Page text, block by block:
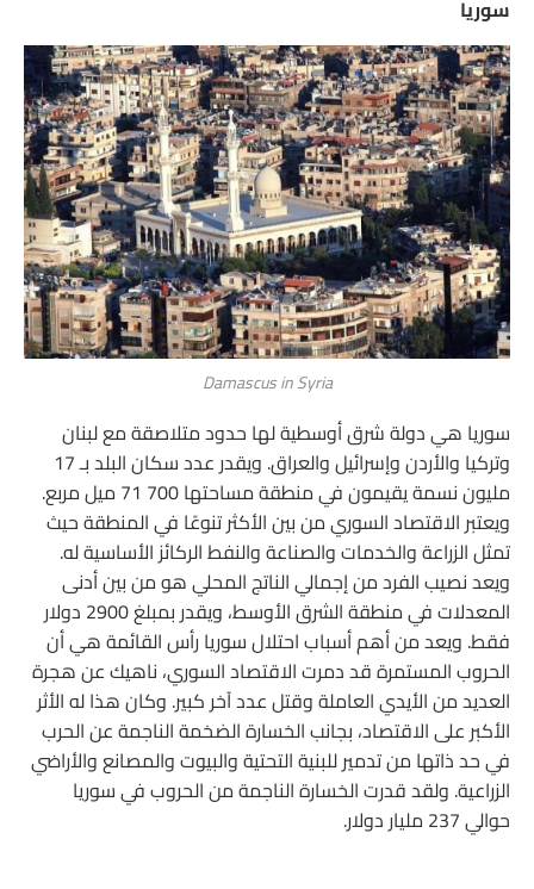
سوريا
Damascus in Syria
سوريا هي دولة شرق أوسطية لها حدود متلاصقة مع لبنان
وتركيا والأردن وإسرائيل والعراق. ويقدر عدد سكان البلد بـ 17
مليون نسمة يقيمون في منطقة مساحتها 700 71 ميل مربع.
ويعتبر الاقتصاد السوري من بين الأكثر تنوعًا في المنطقة حيث
تمثل الزراعة والخدمات والصناعة والنفط الركائز الأساسية له.
ويعد نصيب الفرد من إجمالي الناتج المحلي هو من بين أدنى
المعدلات في منطقة الشرق الأوسط، ويقدر بمبلغ 2900 دولار
فقط. ويعد من أهم أسباب احتلال سوريا رأس القائمة هي أن
الحروب المستمرة قد دمرت الاقتصاد السوري، ناهيك عن هجرة
العديد من الأيدي العاملة وقتل عدد آخر كبير. وكان هذا له الأثر
الأكبر على الاقتصاد، بجانب الخسارة الضخمة الناجمة عن الحرب
في حد ذاتها من تدمير للبنية التحتية والبيوت والمصانع والأراضي
الزراعية. ولقد قدرت الخسارة الناجمة من الحروب في سوريا
حوالي 237 مليار دولار.